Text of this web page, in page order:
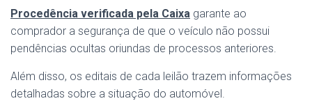
Procedência verificada pela Caixa garante ao
comprador a segurança de que o veículo não possui
pendências ocultas oriundas de processos anteriores.
Além disso, os editais de cada leilão trazem informações
detalhadas sobre a situação do automóvel.